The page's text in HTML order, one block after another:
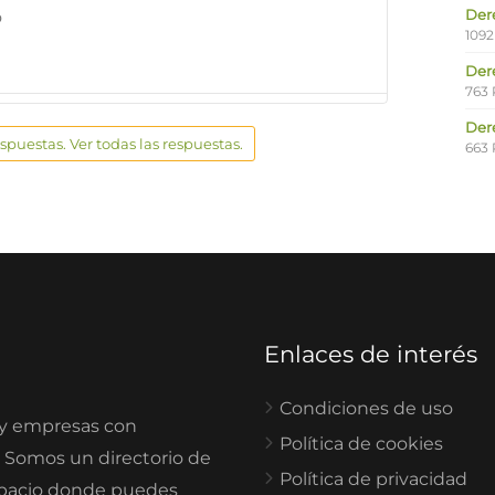
Ver todas las respuestas.
763
663
empresas con
un directorio de
donde puedes
Enlaces de interés
Condiciones de uso
Política de cookies
Política de privacidad